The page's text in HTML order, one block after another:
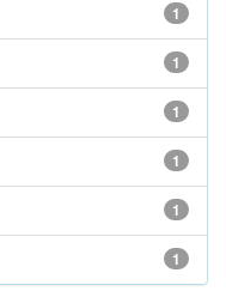
1
1
1
1
1
1